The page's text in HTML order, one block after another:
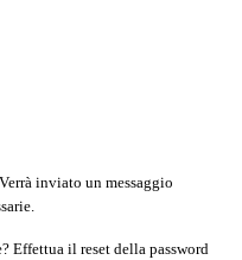
Verrà inviato un messaggio
Effettua il reset della password